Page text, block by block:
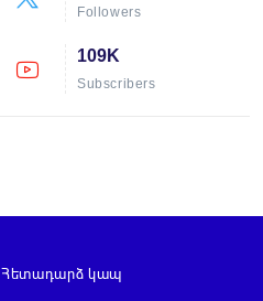
Followers
109K
Subscribers
Հետադարձ կապ